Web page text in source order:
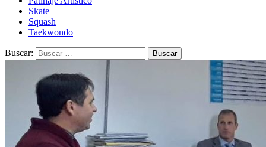
Skate
Squash
Taekwondo
Buscar: